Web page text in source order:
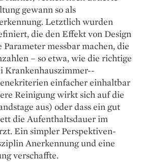
gewann so als
Letztlich wurden
die den Effekt von ­Design
messbar machen, die
– so etwa, wie die richtige
Krankenhauszimmer-­
einfacher einhaltbar
Reinigung wirkt sich auf die
aus) oder dass ein gut
die Aufenthaltsdauer im
Ein simpler Perspektiven­
An­erkennung und eine
verschaffte.